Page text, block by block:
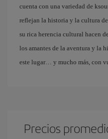
cuenta con una variedad de
reflejan la historia y la cultura
su rica herencia cultural hacen
los amantes de la aventura y la
este lugar… y mucho más, con
Precios